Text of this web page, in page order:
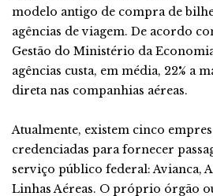
modelo antigo de compra de
agências de viagem. De acordo
Gestão do Ministério da
agências custa, em média, 22% a
direta nas companhias aéreas.
Atualmente, existem cinco
credenciadas para fornecer
serviço público federal: Avianca,
Linhas Aéreas. O próprio órgão